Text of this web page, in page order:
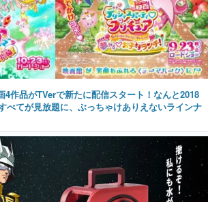
4作品がTVerで新たに配信スタート！なんと2018
べてが見放題に、ぶっちゃけありえないラインナ